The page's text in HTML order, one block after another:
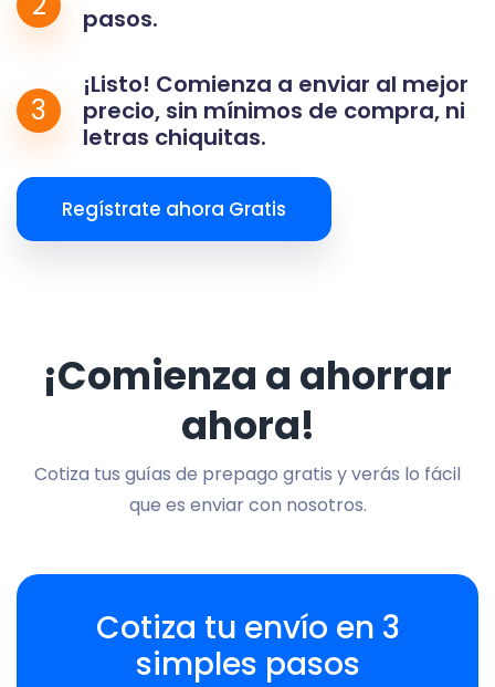
pasos.
3
¡Listo! Comienza a enviar al mejor
precio, sin mínimos de compra, ni
letras chiquitas.
Regístrate ahora Gratis
¡Comienza a ahorrar
ahora!
Cotiza tus guías de prepago gratis y verás lo fácil
que es enviar con nosotros.
Cotiza tu envío en 3
simples pasos